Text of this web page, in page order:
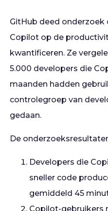
GitHub deed onderzoek
Copilot op de
kwantificeren. Ze
5.000 developers die
maanden hadden
controlegroep van
gedaan.
De
Developers die
sneller code
gemiddeld 45
Copilot-gebruikers